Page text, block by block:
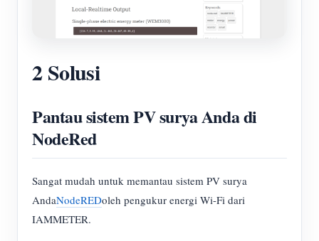
2 Solusi
Pantau sistem PV surya Anda di
NodeRed
Sangat mudah untuk memantau sistem PV surya
AndaNodeREDoleh pengukur energi Wi-Fi dari
IAMMETER.